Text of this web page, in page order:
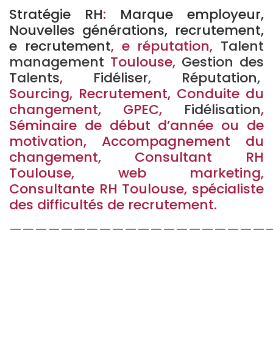
Stratégie RH: Marque employeur,
Nouvelles générations, recrutement,
e recrutement, e réputation, Talent
management Toulouse, Gestion des
Talents, Fidéliser, Réputation,
Sourcing, Recrutement, Conduite du
changement, GPEC, Fidélisation,
Séminaire de début d’année ou de
motivation, Accompagnement du
changement, Consultant RH
Toulouse, web marketing,
Consultante RH Toulouse, spécialiste
des difficultés de recrutement.